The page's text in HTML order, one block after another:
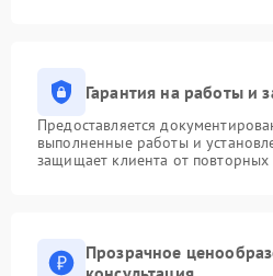
Гарантия на работы и
Предоставляется
выполненные работы и
защищает клиента от повторных
Прозрачное